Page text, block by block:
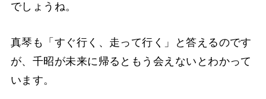
でしょうね。
真琴も「すぐ行く、走って行く」と答えるのです
が、千昭が未来に帰るともう会えないとわかって
います。